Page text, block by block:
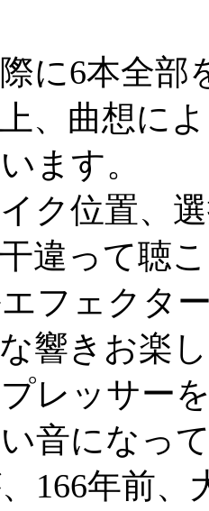
に6本全部
、曲想に
ます。
ク位置、
違って聴
フェクタ
響きお楽
レッサー
音になっ
166年前